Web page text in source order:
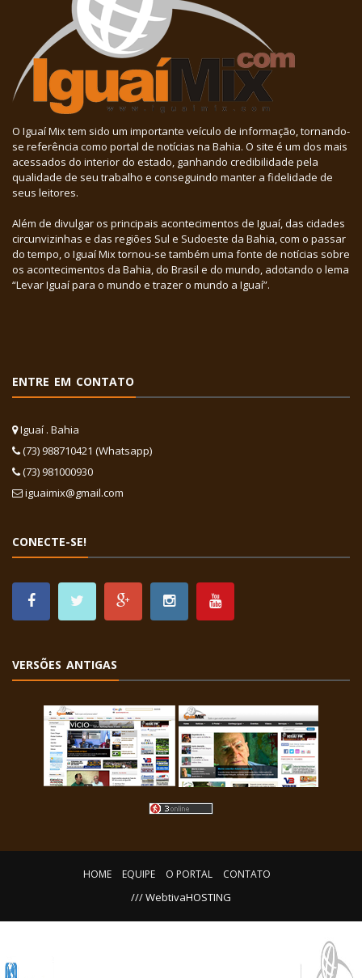
O Iguaí Mix tem sido um importante veículo de informação, tornando-
se referência como portal de notícias na Bahia. O site é um dos mais
acessados do interior do estado, ganhando credibilidade pela
qualidade de seu trabalho e conseguindo manter a fidelidade de
seus leitores.
Além de divulgar os principais acontecimentos de Iguaí, das cidades
circunvizinhas e das regiões Sul e Sudoeste da Bahia, com o passar
do tempo, o Iguaí Mix tornou-se também uma fonte de notícias sobre
os acontecimentos da Bahia, do Brasil e do mundo, adotando o lema
“Levar Iguaí para o mundo e trazer o mundo a Iguaí”.
ENTRE EM CONTATO
Iguaí . Bahia
(73) 988710421 (Whatsapp)
(73) 981000930
iguaimix@gmail.com
CONECTE-SE!
VERSÕES ANTIGAS
HOME EQUIPE O PORTAL CONTATO
/// WebtivaHOSTING